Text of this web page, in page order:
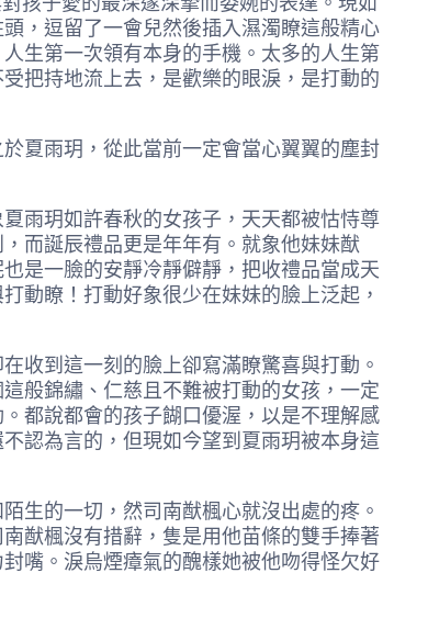
，逗留了一會兒然後插入濕濁瞭這般精心
生第一次領有本身的手機。太多的人生第
把持地流上去，是歡樂的眼淚，是打動的
夏雨玥，從此當前一定會當心翼翼的塵封
雨玥如許春秋的女孩子，天天都被怙恃尊
而誕辰禮品更是年年有。就象他妹妹猷
是一臉的安靜冷靜僻靜，把收禮品當成天
動瞭！打動好象很少在妹妹的臉上泛起，
到這一刻的臉上卻寫滿瞭驚喜與打動。
般錦繡、仁慈且不難被打動的女孩，一定
都說都會的孩子餬口優渥，以是不理解感
認為言的，但現如今望到夏雨玥被本身這
的一切，然司南猷楓心就沒出處的疼。
猷楓沒有措辭，隻是用他苗條的雙手捧著
嘴。淚烏煙瘴氣的醜樣她被他吻得怪欠好